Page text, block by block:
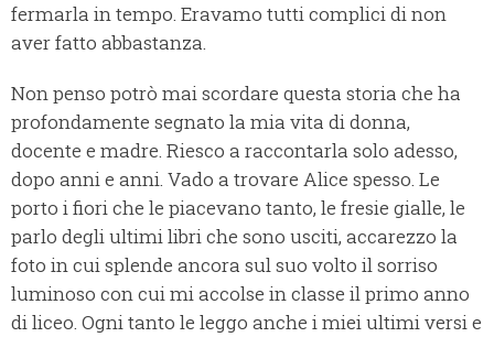
fermarla in tempo. Eravamo tutti complici di non
aver fatto abbastanza.
Non penso potrò mai scordare questa storia che ha
profondamente segnato la mia vita di donna,
docente e madre. Riesco a raccontarla solo adesso,
dopo anni e anni. Vado a trovare Alice spesso. Le
porto i fiori che le piacevano tanto, le fresie gialle, le
parlo degli ultimi libri che sono usciti, accarezzo la
foto in cui splende ancora sul suo volto il sorriso
luminoso con cui mi accolse in classe il primo anno
di liceo. Ogni tanto le leggo anche i miei ultimi versi e